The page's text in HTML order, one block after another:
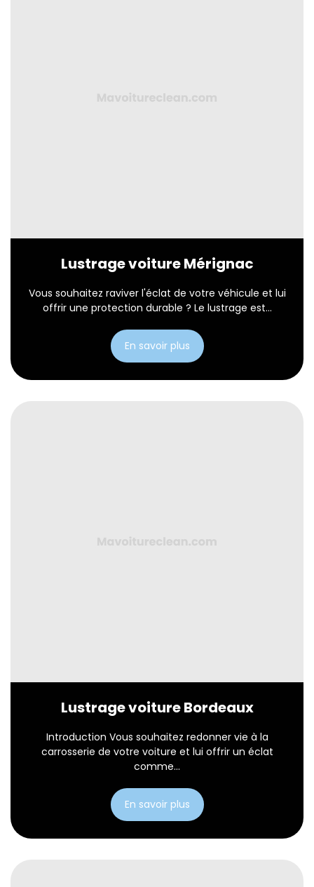
Lustrage voiture Mérignac
Vous souhaitez raviver l'éclat de votre véhicule et lui
offrir une protection durable ? Le lustrage est...
En savoir plus
Lustrage voiture Bordeaux
Introduction Vous souhaitez redonner vie à la
carrosserie de votre voiture et lui offrir un éclat
comme...
En savoir plus